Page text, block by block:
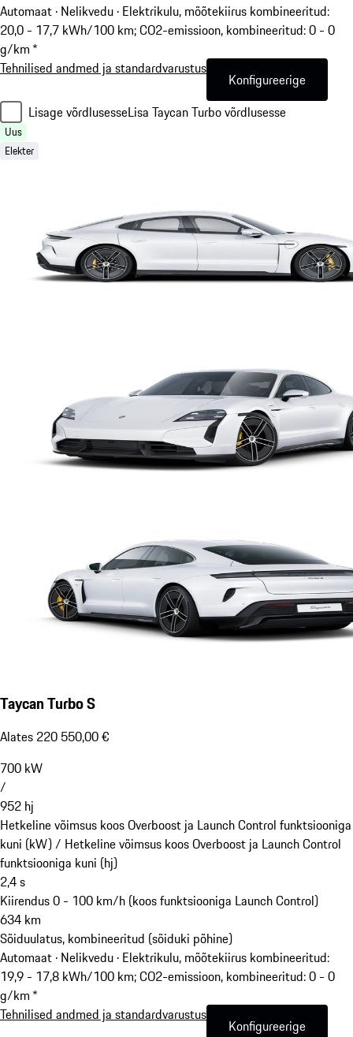
Automaat · Nelikvedu · Elektrikulu, mõõtekiirus kombineeritud:
20,0 - 17,7 kWh/100 km; CO2-emissioon, kombineeritud: 0 - 0
g/km *
Tehnilised andmed ja standardvarustus
Konfigureerige
Lisage võrdlusesseLisa Taycan Turbo võrdlusesse
Uus
Elekter
Taycan Turbo S
Alates 220 550,00 €
700 kW
/
952 hj
Hetkeline võimsus koos Overboost ja Launch Control funktsiooniga
kuni (kW) / Hetkeline võimsus koos Overboost ja Launch Control
funktsiooniga kuni (hj)
2,4s
Kiirendus 0 - 100 km/h (koos funktsiooniga Launch Control)
634 km
Sõiduulatus, kombineeritud (sõiduki põhine)
Automaat · Nelikvedu · Elektrikulu, mõõtekiirus kombineeritud:
19,9 - 17,8 kWh/100 km; CO2-emissioon, kombineeritud: 0 - 0
g/km *
Tehnilised andmed ja standardvarustus
Konfigureerige